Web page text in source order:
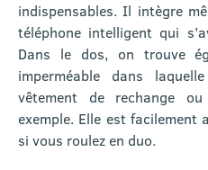
indispensables. Il intègre
téléphone intelligent qui
Dans le dos, on trouve
imperméable dans
vêtement de rechange
exemple. Elle est facilement
si vous roulez en duo.